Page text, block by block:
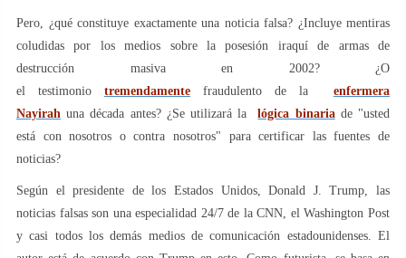
Pero, ¿qué constituye exactamente una noticia falsa? ¿Incluye mentiras
coludidas por los medios sobre la posesión iraquí de armas de
destrucción masiva en 2002? ¿O
el testimonio tremendamente fraudulento de la enfermera
Nayirah una década antes? ¿Se utilizará lalógica binariade "usted
está con nosotros o contra nosotros" para certificar las fuentes de
noticias?
Según el presidente de los Estados Unidos, Donald J. Trump, las
noticias falsas son una especialidad 24/7 de la CNN, el Washington Post
y casi todos los demás medios de comunicación estadounidenses. El